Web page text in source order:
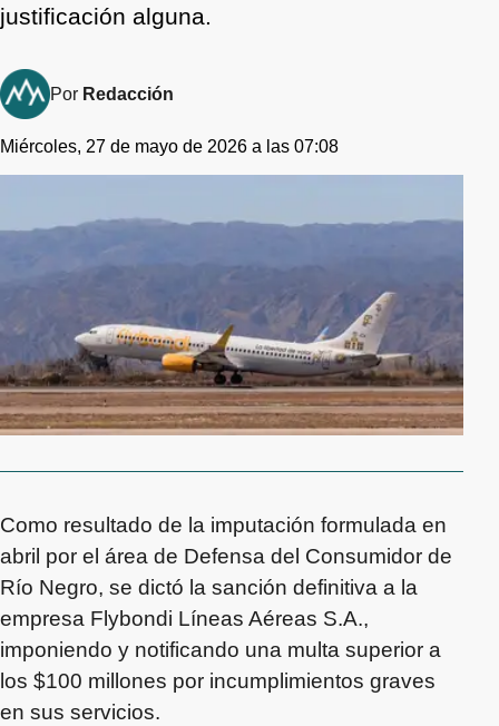
justificación alguna.
Por Redacción
Miércoles, 27 de mayo de 2026 a las 07:08
Como resultado de la imputación formulada en
abril por el área de Defensa del Consumidor de
Río Negro, se dictó la sanción definitiva a la
empresa Flybondi Líneas Aéreas S.A.,
imponiendo y notificando una multa superior a
los $100 millones por incumplimientos graves
en sus servicios.